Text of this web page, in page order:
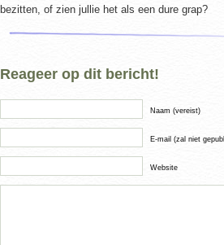
bezitten, of zien jullie het als een dure grap?
Reageer op dit bericht!
Naam (vereist)
E-mail (zal niet
Website